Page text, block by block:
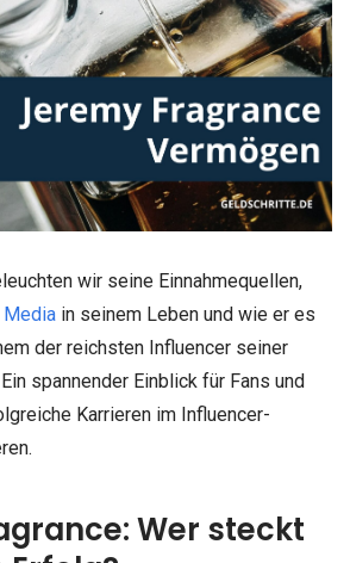
wir seine Einnahmequellen,
in seinem Leben und wie er es
der reichsten Influencer seiner
spannender Einblick für Fans und
Karrieren im Influencer-
Wer steckt